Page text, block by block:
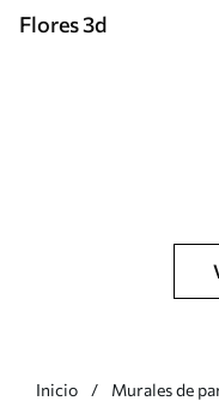
Flores 3d
Inicio Murales de